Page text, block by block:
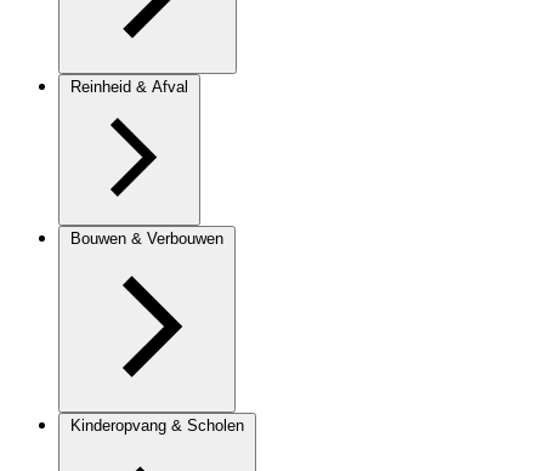
Reinheid & Afval
Bouwen & Verbouwen
Kinderopvang & Scholen